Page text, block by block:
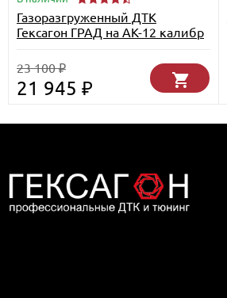
Газоразгруженный ДТК
Гексагон ГРАД на АК-12 калибр
23 100
21 945